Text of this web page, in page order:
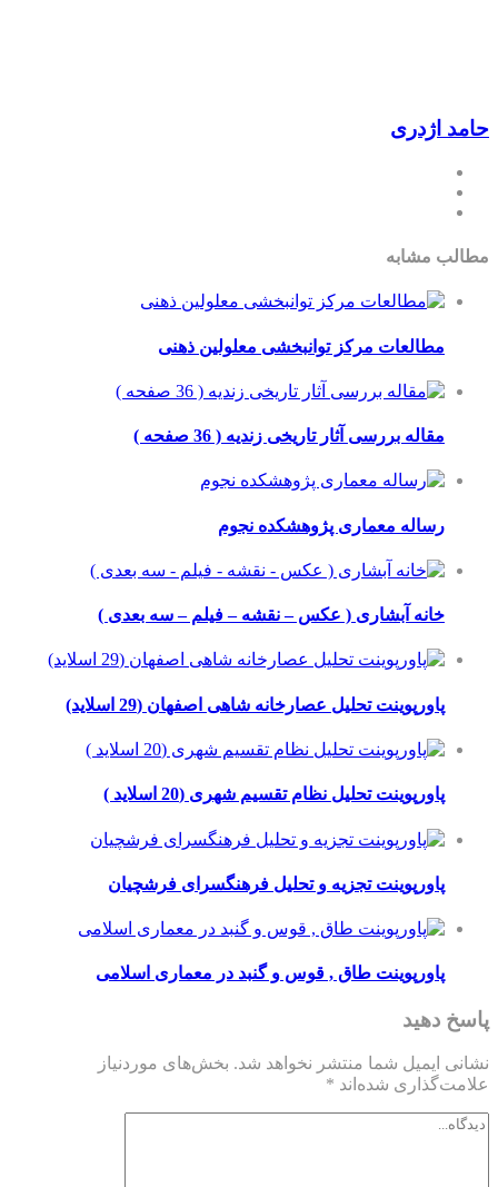
مشابه
مرکز توانبخشی معلولین ذهنی
بررسی آثار تاریخی زندیه ( 36 صفحه )
معماری پژوهشکده نجوم
آبشاری ( عکس – نقشه – فیلم – سه بعدی )
تحلیل عصارخانه شاهی اصفهان (29 اسلاید)
تحلیل نظام تقسیم شهری (20 اسلاید )
تجزیه و تحلیل فرهنگسرای فرشچیان
طاق , قوس و گنبد در معماری اسلامی
شما منتشر نخواهد شد.بخش‌های موردنیاز
شده‌اند *